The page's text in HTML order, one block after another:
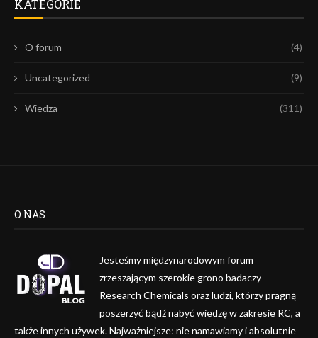
KATEGORIE
O forum (4)
Uncategorized (9)
Wiedza (311)
O NAS
Jesteśmy międzynarodowym forum
zrzeszającym szerokie grono badaczy
Research Chemicals oraz ludzi, którzy pragną
poszerzyć bądź nabyć wiedzę w zakresie RC, a
także innych używek. Najważniejsze: nie namawiamy i absolutnie